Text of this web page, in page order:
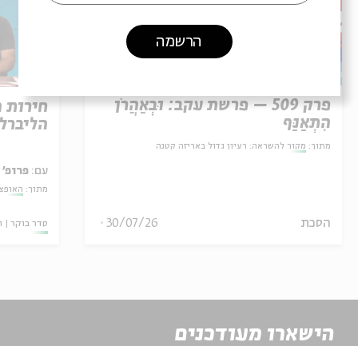
פרק 509 – פרשת עקב: וּבְאַהֲרֹן
הִתְאַנַּף
מתוך: מקור להשראה: רעיון גדול באריזה קטנה
הסכת 30/07/26
חירות
עם: פרופ'
מתוך:
סדר בוקר
הישארו מעודכנים
הרשמה